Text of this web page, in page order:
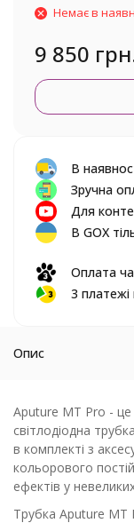
Немає в
9 850
В
Зручна
Для
В GOX
Оплата
3 платежі
Опис
Aputure MT Pro -
світлодіодна
в комплекті з
кольорового
ефектів у
Трубка Aputure MT